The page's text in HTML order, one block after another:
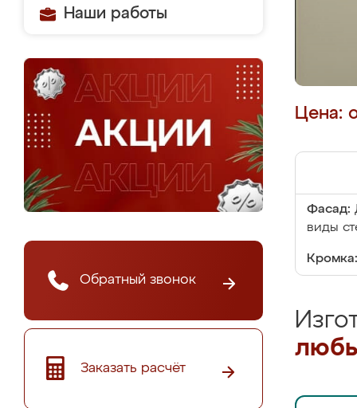
Наши работы
Обратный звонок
Заказать расчёт
Цена:
Фасад:
виды
Кромка: